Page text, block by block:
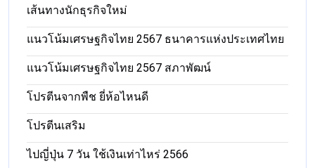
เส้นทางนักธุรกิจใหม่
แนวโน้มเศรษฐกิจไทย 2567 ธนาคารแห่งประเทศไทย
แนวโน้มเศรษฐกิจไทย 2567 สภาพัฒน์
โปรตีนจากพืช ยี่ห้อไหนดี
โปรตีนเสริม
ไปญี่ปุ่น 7 วัน ใช้เงินเท่าไหร่ 2566